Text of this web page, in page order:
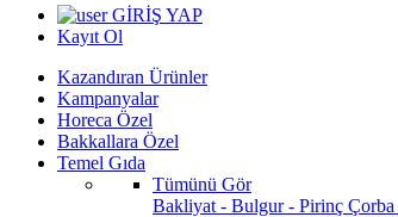
GİRİŞ YAP
Kayıt Ol
Kazandıran Ürünler
Kampanyalar
Horeca Özel
Bakkallara Özel
Temel Gıda
Tümünü Gör
Bakliyat - Bulgur - Pirinç Çorba